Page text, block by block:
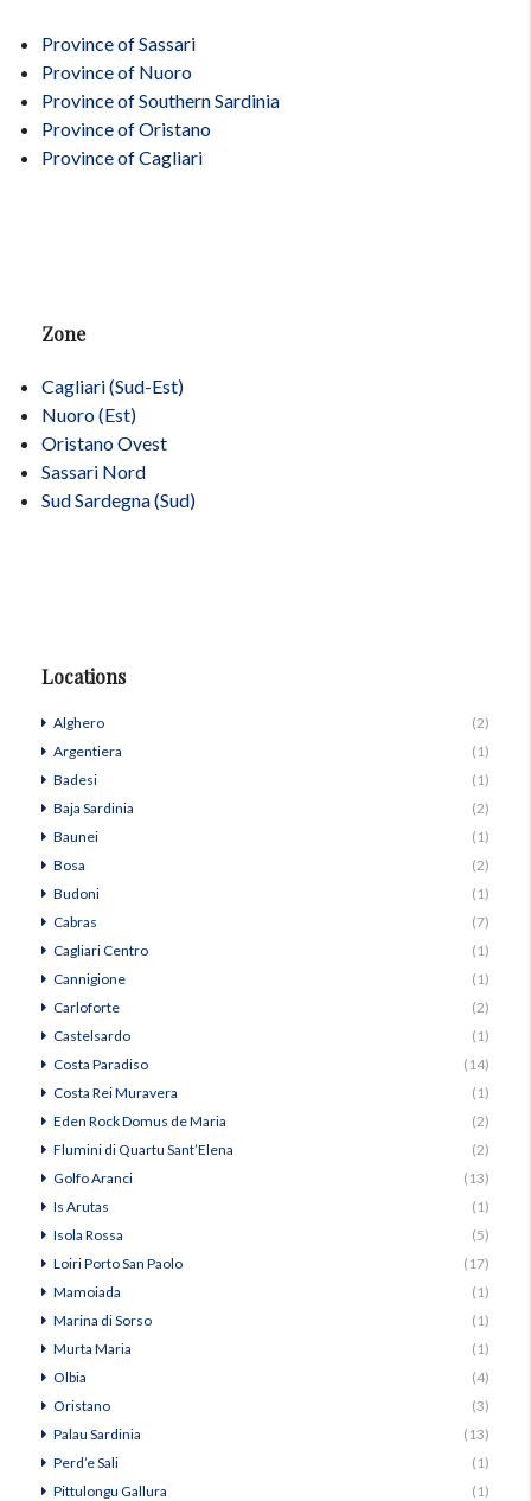
Province of Sassari
Province of Nuoro
Province of Southern Sardinia
Province of Oristano
Province of Cagliari
Zone
Cagliari (Sud-Est)
Nuoro (Est)
Oristano Ovest
Sassari Nord
Sud Sardegna (Sud)
Locations
Alghero
(2)
Argentiera
(1)
Badesi
(1)
Baja Sardinia
(2)
Baunei
(1)
Bosa
(2)
Budoni
(1)
Cabras
(7)
Cagliari Centro
(1)
Cannigione
(1)
Carloforte
(2)
Castelsardo
(1)
Costa Paradiso
(14)
Costa Rei Muravera
(1)
Eden Rock Domus de Maria
(2)
Flumini di Quartu Sant’Elena
(2)
Golfo Aranci
(13)
Is Arutas
(1)
Isola Rossa
(5)
Loiri Porto San Paolo
(17)
Mamoiada
(1)
Marina di Sorso
(1)
Murta Maria
(1)
Olbia
(4)
Oristano
(3)
Palau Sardinia
(13)
Perd’e Sali
(1)
Pittulongu Gallura
(1)